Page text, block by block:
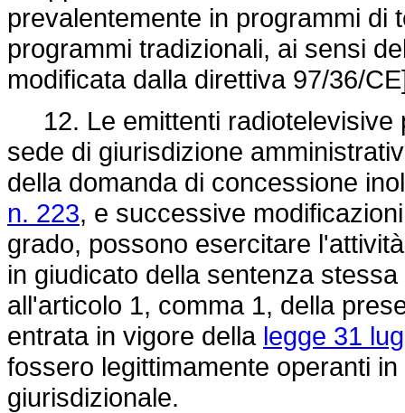
prevalentemente in programmi di
programmi tradizionali, ai sensi
modificata dalla direttiva 97/36/
12. Le emittenti radiotelevisive
sede di giurisdizione
della domanda di concessione
n. 223, e successive
grado, possono esercitare
in giudicato della sentenza
all'articolo 1, comma 1, della
entrata in vigore della legge 31
fossero legittimamente operanti
giurisdizionale.